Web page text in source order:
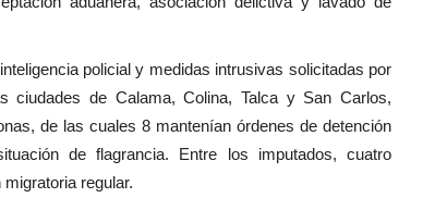
policial y medidas intrusivas solicitadas por
ciudades de Calama, Colina, Talca y San Carlos,
de las cuales 8 mantenían órdenes de detención
de flagrancia. Entre los imputados, cuatro
regular.
atropellado en el peligroso...
Los hechos originados a eso de las 08:15 de esta mañana en